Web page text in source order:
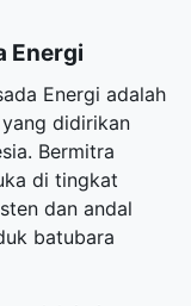
Energi
Energi adalah
didirikan
Bermitra
di tingkat
dan andal
batubara